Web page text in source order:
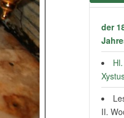
der
II.